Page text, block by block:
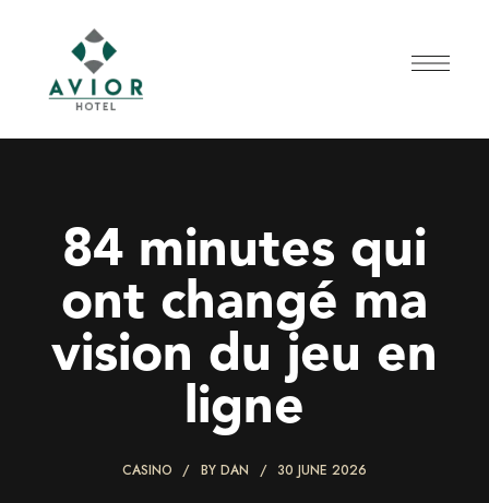
84 minutes qui
ont changé ma
vision du jeu en
ligne
CASINO BY DAN 30 JUNE 2026